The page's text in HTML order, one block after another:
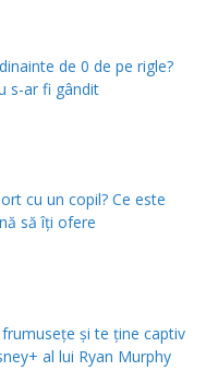
de 0 de pe rigle?
s-ar fi gândit
cu un copil? Ce este
să îți ofere
și te ține captiv
al lui Ryan Murphy